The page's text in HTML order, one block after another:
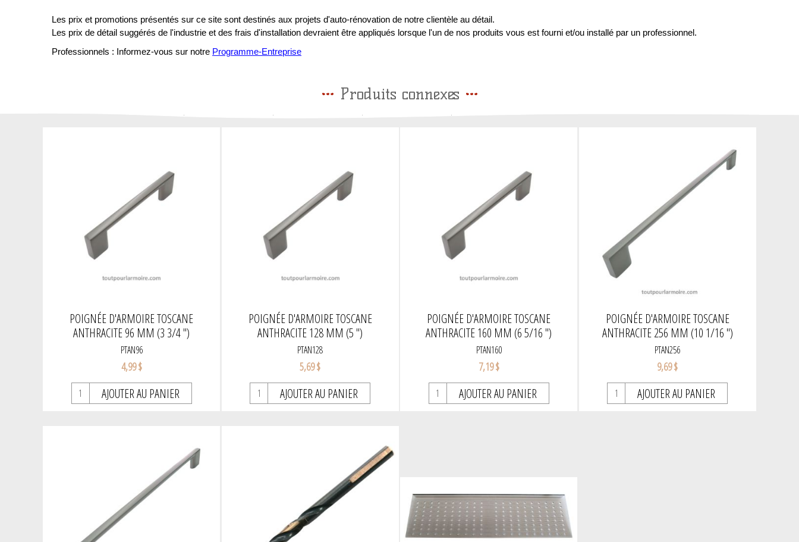
Les prix et promotions présentés sur ce site sont destinés aux projets d'auto-rénovation de notre clientèle au détail.
Les prix de détail suggérés de l'industrie et des frais d'installation devraient être appliqués lorsque l'un de nos produits vous est fourni et/ou installé par un professionnel.
Professionnels : Informez-vous sur notre Programme-Entreprise
Produits connexes
POIGNÉE D'ARMOIRE TOSCANE
ANTHRACITE 96 MM (3 3/4 '')
PTAN96
4,99 $
AJOUTER AU PANIER
POIGNÉE D'ARMOIRE TOSCANE
ANTHRACITE 128 MM (5 '')
PTAN128
5,69 $
AJOUTER AU PANIER
POIGNÉE D'ARMOIRE TOSCANE
ANTHRACITE 160 MM (6 5/16 '')
PTAN160
7,19 $
AJOUTER AU PANIER
POIGNÉE D'ARMOIRE TOSCANE
ANTHRACITE 256 MM (10 1/16 '')
PTAN256
9,69 $
AJOUTER AU PANIER